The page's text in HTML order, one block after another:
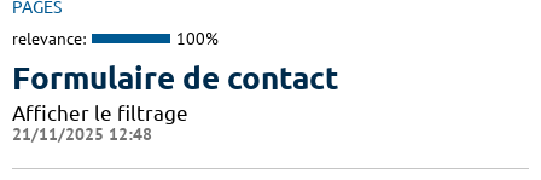
PAGES
relevance: 100%
Formulaire de contact
Afficher le filtrage
21/11/2025 12:48